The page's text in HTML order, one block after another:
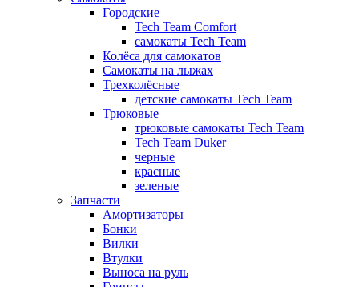
Городские
Tech Team Comfort
самокаты Tech Team
Колёса для самокатов
Самокаты на лыжах
Трехколёсные
детские самокаты Tech Team
Трюковые
трюковые самокаты Tech Team
Tech Team Duker
черные
красные
зеленые
Запчасти
Амортизаторы
Бонки
Вилки
Втулки
Выноса на руль